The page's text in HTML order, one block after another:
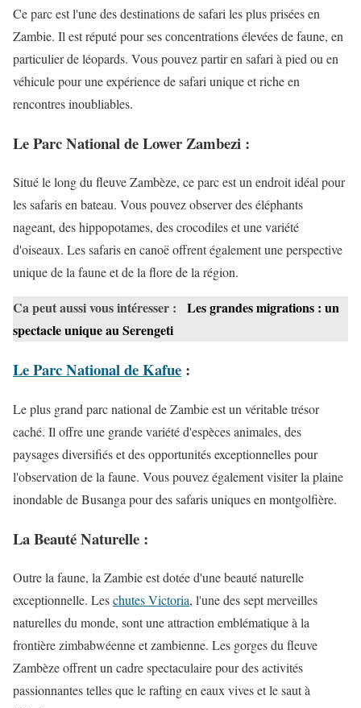
Ce parc est l'une des destinations de safari les plus prisées en
Zambie. Il est réputé pour ses concentrations élevées de faune, en
particulier de léopards. Vous pouvez partir en safari à pied ou en
véhicule pour une expérience de safari unique et riche en
rencontres inoubliables.
Le Parc National de Lower Zambezi :
Situé le long du fleuve Zambèze, ce parc est un endroit idéal pour
les safaris en bateau. Vous pouvez observer des éléphants
nageant, des hippopotames, des crocodiles et une variété
d'oiseaux. Les safaris en canoë offrent également une perspective
unique de la faune et de la flore de la région.
Ca peut aussi vous intéresser :
Les grandes migrations : un
spectacle unique au Serengeti
Le Parc National de Kafue :
Le plus grand parc national de Zambie est un véritable trésor
caché. Il offre une grande variété d'espèces animales, des
paysages diversifiés et des opportunités exceptionnelles pour
l'observation de la faune. Vous pouvez également visiter la plaine
inondable de Busanga pour des safaris uniques en montgolfière.
La Beauté Naturelle :
Outre la faune, la Zambie est dotée d'une beauté naturelle
exceptionnelle. Leschutes Victoria, l'une des sept merveilles
naturelles du monde, sont une attraction emblématique à la
frontière zimbabwéenne et zambienne. Les gorges du fleuve
Zambèze offrent un cadre spectaculaire pour des activités
passionnantes telles que le rafting en eaux vives et le saut à